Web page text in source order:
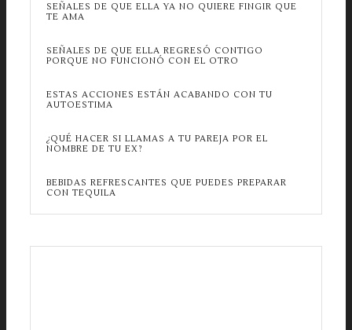
SEÑALES DE QUE ELLA YA NO QUIERE FINGIR QUE
TE AMA
SEÑALES DE QUE ELLA REGRESÓ CONTIGO
PORQUE NO FUNCIONÓ CON EL OTRO
ESTAS ACCIONES ESTÁN ACABANDO CON TU
AUTOESTIMA
¿QUÉ HACER SI LLAMAS A TU PAREJA POR EL
NOMBRE DE TU EX?
BEBIDAS REFRESCANTES QUE PUEDES PREPARAR
CON TEQUILA